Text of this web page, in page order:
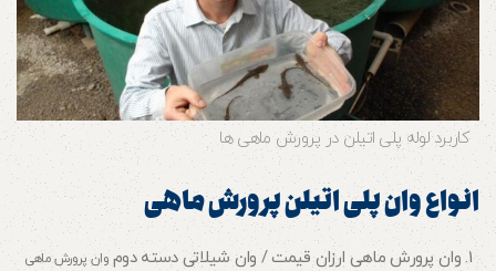
کاربرد لوله پلی اتیلن در پرورش ماهی ها
انواع وان پلی اتیلن پرورش ماهی
وان پرورش ماهی ارزان قیمت / وان شیلاتی دسته دوموان پرورش ماهی